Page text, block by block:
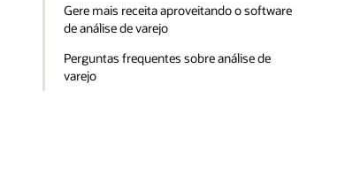
Gere mais receita aproveitando o software
de análise de varejo
Perguntas frequentes sobre análise de
varejo